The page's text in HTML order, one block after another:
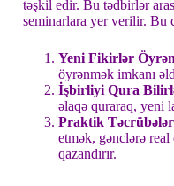
təşkil edir. Bu tədbirlər
seminarlara yer verilir. Bu
Yeni Fikirlər
öyrənmək imkanı
İşbirliyi Qura
əlaqə quraraq, yeni
Praktik
etmək, gənclərə
qazandırır.